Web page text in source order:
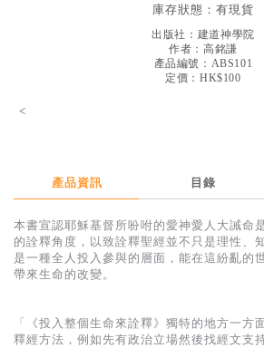
暢銷榜
中文二手書
英文二手書
電子書
庫存狀態： 有現貨
出版社： 建道神學院
作者： 高銘謙
產品編號：ABS101
定價：HK$100
<
產品資訊 目錄
本書宣認耶穌基督所吩咐的愛神愛人大誡命
的詮釋角度，以致詮釋聖經並不只是理性、
是一種全人投入參與的層面，能在這紛亂的
帶來生命的改變。
「《投入整個生命來詮釋》獨特的地方一方
釋經方法，例如先有政治立場然後找經文支